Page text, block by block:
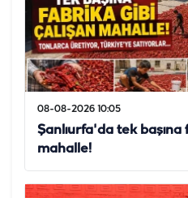
08-08-2026 10:05
Şanlıurfa'da tek başına
mahalle!